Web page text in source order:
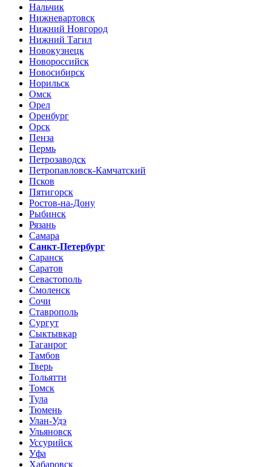
Нальчик
Нижневартовск
Нижний Новгород
Нижний Тагил
Новокузнецк
Новороссийск
Новосибирск
Норильск
Омск
Орел
Оренбург
Орск
Пенза
Пермь
Петрозаводск
Петропавловск-Камчатский
Псков
Пятигорск
Ростов-на-Дону
Рыбинск
Рязань
Самара
Санкт-Петербург
Саранск
Саратов
Севастополь
Смоленск
Сочи
Ставрополь
Сургут
Сыктывкар
Таганрог
Тамбов
Тверь
Тольятти
Томск
Тула
Тюмень
Улан-Удэ
Ульяновск
Уссурийск
Уфа
Хабаровск